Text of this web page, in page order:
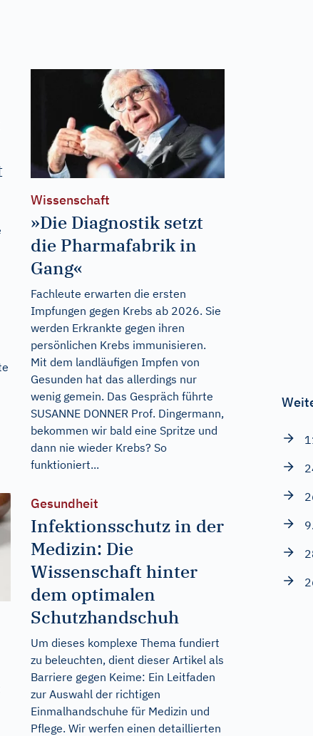
Wissenschaft
»Die Diagnostik setzt
die Pharmafabrik in
Gang«
Fachleute erwarten die ersten
Impfungen gegen Krebs ab 2026. Sie
werden Erkrankte gegen ihren
persönlichen Krebs immunisieren.
Mit dem landläufigen Impfen von
Gesunden hat das allerdings nur
wenig gemein. Das Gespräch führte
SUSANNE DONNER Prof. Dingermann,
bekommen wir bald eine Spritze und
dann nie wieder Krebs? So
funktioniert...
Gesundheit
Infektionsschutz in der
Medizin: Die
Wissenschaft hinter
dem optimalen
Schutzhandschuh
Um dieses komplexe Thema fundiert
zu beleuchten, dient dieser Artikel als
Barriere gegen Keime: Ein Leitfaden
zur Auswahl der richtigen
Einmalhandschuhe für Medizin und
Pflege. Wir werfen einen detaillierten